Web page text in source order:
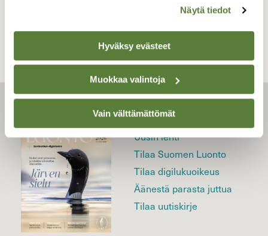
Näytä tiedot
Hyväksy evästeet
Muokkaa valintoja
Vain välttämättömät
LEHTI
Uusin lehti
Tilaa Suomen Luonto
Tilaa digilukuoikeus
Äänestä parasta juttua
Tilaa uutiskirje